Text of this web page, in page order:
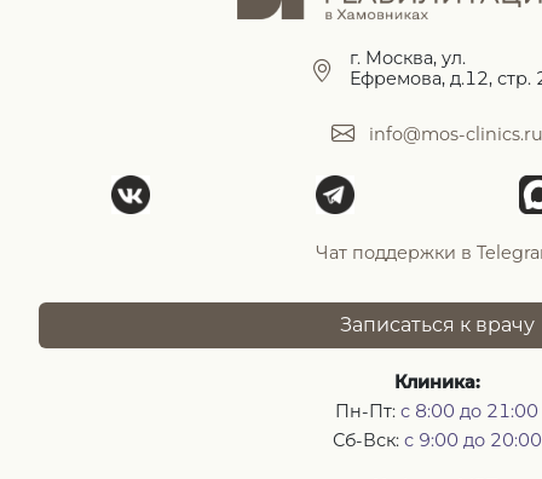
г. Москва, ул.
Ефремова, д.12, стр.
info@mos-clinics.ru
Чат поддержки в
Записаться к врачу
Клиника:
Пн-Пт: с 8:00 до 21:00
Сб-Вск: с 9:00 до 20:00